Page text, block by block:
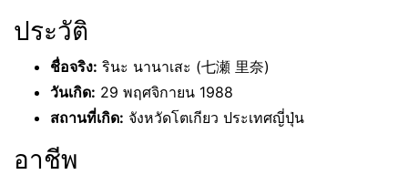
ประวัติ
ชื่อจริง: รินะ นานาเสะ (七瀬 里奈)
วันเกิด: 29 พฤศจิกายน 1988
สถานที่เกิด: จังหวัดโตเกียว ประเทศญี่ปุ่น
อาชีพ